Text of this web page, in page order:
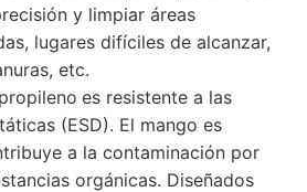
y limpiar áreas
lugares difíciles de alcanzar,
etc.
es resistente a las
(ESD). El mango es
a la contaminación por
orgánicas. Diseñados